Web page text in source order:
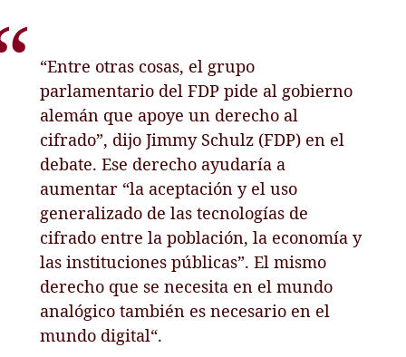
“Entre otras cosas, el grupo
parlamentario del FDP pide al gobierno
alemán que apoye un derecho al
cifrado”, dijo Jimmy Schulz (FDP) en el
debate. Ese derecho ayudaría a
aumentar “la aceptación y el uso
generalizado de las tecnologías de
cifrado entre la población, la economía y
las instituciones públicas”. El mismo
derecho que se necesita en el mundo
analógico también es necesario en el
mundo digital“.